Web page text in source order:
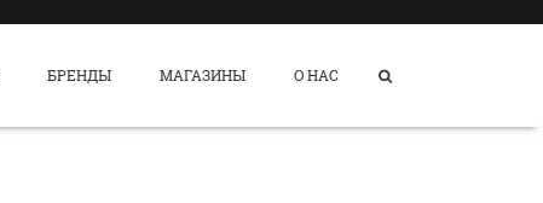
БРЕНДЫ МАГАЗИНЫ О НАС